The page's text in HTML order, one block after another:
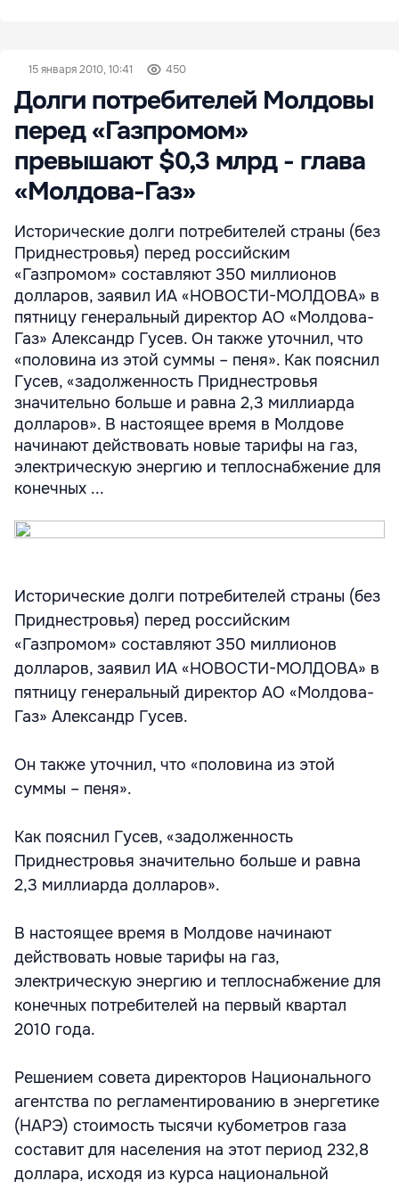
15 января 2010, 10:41 450
Долги потребителей Молдовы
перед «Газпромом»
превышают $0,3 млрд - глава
«Молдова-Газ»
Исторические долги потребителей страны (без
Приднестровья) перед российским
«Газпромом» составляют 350 миллионов
долларов, заявил ИА «НОВОСТИ-МОЛДОВА» в
пятницу генеральный директор АО «Молдова-
Газ» Александр Гусев. Он также уточнил, что
«половина из этой суммы – пеня». Как пояснил
Гусев, «задолженность Приднестровья
значительно больше и равна 2,3 миллиарда
долларов». В настоящее время в Молдове
начинают действовать новые тарифы на газ,
электрическую энергию и теплоснабжение для
конечных ...
Исторические долги потребителей страны (без
Приднестровья) перед российским
«Газпромом» составляют 350 миллионов
долларов, заявил ИА «НОВОСТИ-МОЛДОВА» в
пятницу генеральный директор АО «Молдова-
Газ» Александр Гусев.
Он также уточнил, что «половина из этой
суммы – пеня».
Как пояснил Гусев, «задолженность
Приднестровья значительно больше и равна
2,3 миллиарда долларов».
В настоящее время в Молдове начинают
действовать новые тарифы на газ,
электрическую энергию и теплоснабжение для
конечных потребителей на первый квартал
2010 года.
Решением совета директоров Национального
агентства по регламентированию в энергетике
(НАРЭ) стоимость тысячи кубометров газа
составит для населения на этот период 232,8
доллара, исходя из курса национальной